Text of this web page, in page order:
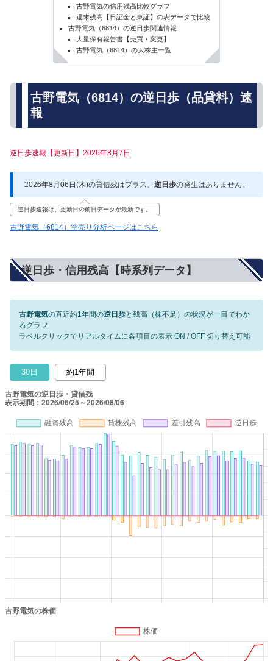
古野電気の信用残高比較グラフ
週末残高【日証金と東証】の表データで比較
古野電気（6814）の逆日歩関連情報
大量保有報告書【売買・変更】
古野電気（6814）の大株主一覧
古野電気（6814）の逆日歩（品貸料）速
報
逆日歩速報【更新日】2026年8月7日
2026年8月06日(木)の貸借残はプラス、 逆日歩の発生はありません。
逆日歩速報は、更新日の前日データが最新です。
古野電気（6814）空売り分析ページはこちら
逆日歩・信用残高【時系列データ】
古野電気の直近約1年間の逆日歩と残高（株不足）の状況が一目でわか
るグラフ
ラベルクリックでリアルタイムに各項目の表示 ON / OFF 切り替え可能
30日 約1年間